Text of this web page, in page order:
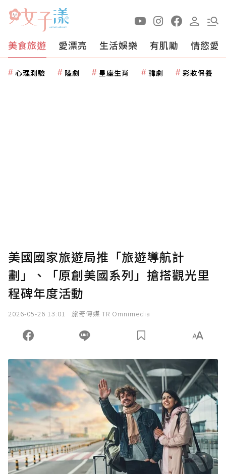
美食旅遊 愛漂亮 生活娛樂 有肌勵 情慾愛
心理測驗 陸劇 星座生肖 韓劇 彩妝保養
美國國家旅遊局推「旅遊導航計
劃」、「原創美國系列」搶搭觀光里
程碑年度活動
2026-05-26 13:01 旅奇傳媒 TR Omnimedia